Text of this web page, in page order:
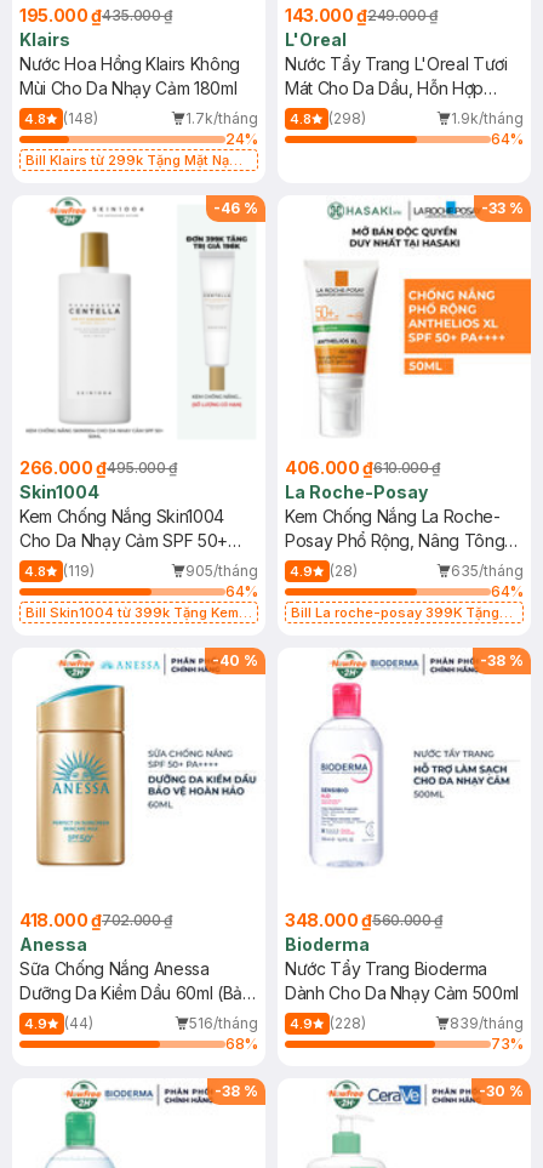
195.000 ₫435.000 ₫
Klairs
Nước Hoa Hồng Klairs Không
Mùi Cho Da Nhạy Cảm 180ml
4.8 (148)
1.7k/tháng
24%
Bill Klairs từ 299k Tặng Mặt Nạ
25ml (SL Có Hạn)
143.000 ₫249.000 ₫
L'Oreal
Nước Tẩy Trang L'Oreal Tươi
Mát Cho Da Dầu, Hỗn Hợp
400ml
4.8 (298)
1.9k/tháng
64%
-46 %
266.000 ₫495.000 ₫
Skin1004
Kem Chống Nắng Skin1004
Cho Da Nhạy Cảm SPF 50+
50ml
4.8 (119)
905/tháng
64%
Bill Skin1004 từ 399k Tặng Kem
SPF 50+ 20ml (SL Có Hạn)
-33 %
406.000 ₫610.000 ₫
La Roche-Posay
Kem Chống Nắng La Roche-
Posay Phổ Rộng, Nâng Tông
Kiềm Dầu 50ml
4.9 (28)
635/tháng
64%
Bill La roche-posay 399K Tặng
(SL có hạn)
-40 %
418.000 ₫702.000 ₫
Anessa
Sữa Chống Nắng Anessa
Dưỡng Da Kiềm Dầu 60ml (Bản
Mới)
4.9 (44)
516/tháng
68%
-38 %
348.000 ₫560.000 ₫
Bioderma
Nước Tẩy Trang Bioderma
Dành Cho Da Nhạy Cảm 500ml
4.9 (228)
839/tháng
73%
-38 % -30 %